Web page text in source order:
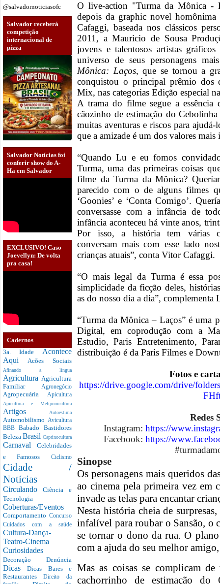
@salvadornoticiasofc
Salvador receberá
competição
internacional de
pizza
Salvador Notícias foi
conferir show do A-
Ha em Salvador
EXCLUSIVO! Caso
Joevellyn: De volta
pra casa!
Cadernos
3a. Idade Acontece
Aqui Acões Sociais
Afinando a língua
Agricultura Agricultura
Familiar Agronegócio
Agropecuária Apicultura
Apicultura e Meliponicultura
Artigos Autoestima
Automobilismo Avicultura
BBBBabado Bastidores
Beleza Brasil Caprinocultura
Carnaval Celebridades
e Famosos Ciclismo
Cidade /
Notícias
CirculandoCiência e
Tecnologia
Coberturas/Eventos
Comportamento Concurso
Cuidados com a saúde
Cultura-Dança-
Teatro-Cinema
Curiosidades
Decoração Denúncia
DicasDicas Bares e
RestaurantesDireito da
O live-action "Turma da Mônica -
depois da graphic novel
Cafaggi, baseada nos clássicos
2011, a Mauricio de Sousa
jovens e talentosos artistas
universo de seus personagens
Mônica: Laços, que se tornou a
conquistou o principal prêmio
Mix, nas categorias Edição especial
A trama do filme segue a
cãozinho de estimação do Cebolinha
muitas aventuras e riscos para
que a amizade é um dos valores mais
“Quando Lu e eu fomos
Turma, uma das primeiras coisas
filme da Turma da Mônica?
parecido com o de alguns filmes
‘Goonies’ e ‘Conta Comigo’.
conversasse com a infância de
infância aconteceu há vinte anos,
Por isso, a história tem várias
conversam mais com esse lado
crianças atuais”, conta Vitor Cafaggi.
“O mais legal da Turma é essa
simplicidade da ficção deles,
as do nosso dia a dia”,
“Turma da Mônica – Laços” é uma
Digital, em coprodução com a
Estudio, Paris Entretenimento,
distribuição é da Paris Filmes e
Fotos e
https://drive.google.com/drive/
Redes
Instagram:https://
Facebook: https://
Sinopse
Os personagens mais queridos
ao cinema pela primeira vez em
invade as telas para encantar
Nesta história cheia de
infalível para roubar o Sansão, o
se tornar o dono da rua. O
com a ajuda do seu melhor
Mas as coisas se complicam
cachorrinho de estimação do